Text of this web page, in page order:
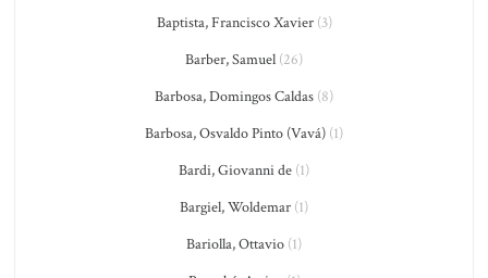
Baptista, Francisco Xavier(3)
Barber, Samuel (26)
Barbosa, Domingos Caldas (8)
Barbosa, Osvaldo Pinto (Vavá) (1)
Bardi, Giovanni de (1)
Bargiel, Woldemar (1)
Bariolla, Ottavio (1)